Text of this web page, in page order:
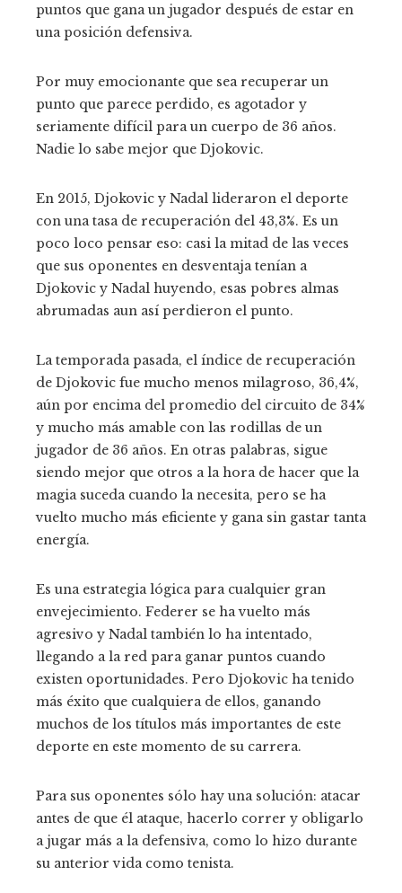
puntos que gana un jugador después de estar en
una posición defensiva.
Por muy emocionante que sea recuperar un
punto que parece perdido, es agotador y
seriamente difícil para un cuerpo de 36 años.
Nadie lo sabe mejor que Djokovic.
En 2015, Djokovic y Nadal lideraron el deporte
con una tasa de recuperación del 43,3%. Es un
poco loco pensar eso: casi la mitad de las veces
que sus oponentes en desventaja tenían a
Djokovic y Nadal huyendo, esas pobres almas
abrumadas aun así perdieron el punto.
La temporada pasada, el índice de recuperación
de Djokovic fue mucho menos milagroso, 36,4%,
aún por encima del promedio del circuito de 34%
y mucho más amable con las rodillas de un
jugador de 36 años. En otras palabras, sigue
siendo mejor que otros a la hora de hacer que la
magia suceda cuando la necesita, pero se ha
vuelto mucho más eficiente y gana sin gastar tanta
energía.
Es una estrategia lógica para cualquier gran
envejecimiento. Federer se ha vuelto más
agresivo y Nadal también lo ha intentado,
llegando a la red para ganar puntos cuando
existen oportunidades. Pero Djokovic ha tenido
más éxito que cualquiera de ellos, ganando
muchos de los títulos más importantes de este
deporte en este momento de su carrera.
Para sus oponentes sólo hay una solución: atacar
antes de que él ataque, hacerlo correr y obligarlo
a jugar más a la defensiva, como lo hizo durante
su anterior vida como tenista.